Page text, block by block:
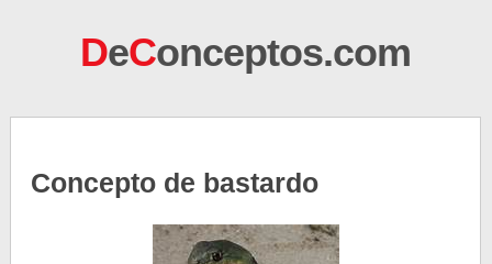
DeConceptos.com
Concepto de bastardo